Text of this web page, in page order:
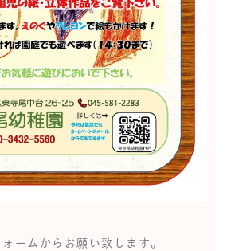
ームからお願い致します。